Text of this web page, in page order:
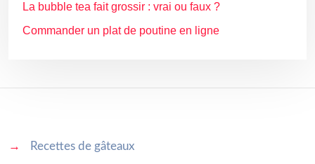
La bubble tea fait grossir : vrai ou faux ?
Commander un plat de poutine en ligne
→ Recettes de gâteaux